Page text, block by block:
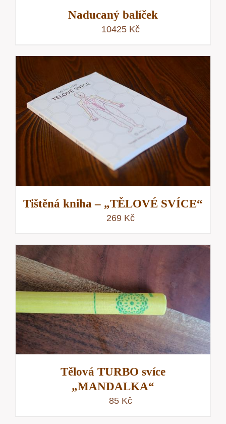
Naducaný balíček
10425 Kč
Tištěná kniha – „TĚLOVÉ SVÍCE“
269 Kč
Tělová TURBO svíce
„MANDALKA“
85 Kč